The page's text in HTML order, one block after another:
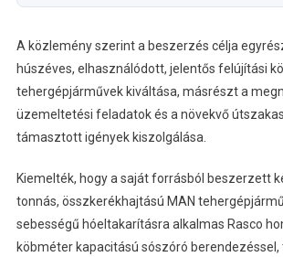
A közlemény szerint a beszerzés célja
húszéves, elhasználódott, jelentős felújítási
tehergépjárművek kiváltása, másrészt a
üzemeltetési feladatok és a növekvő
támasztott igények kiszolgálása.
Kiemelték, hogy a saját forrásból beszerzett
tonnás, összkerékhajtású MAN
sebességű hóeltakarításra alkalmas Rasco
köbméter kapacitású sószóró